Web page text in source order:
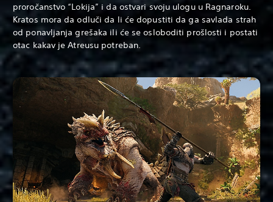
proročanstvo “Lokija” i da ostvari svoju ulogu u Ragnaroku.
Kratos mora da odluči da li će dopustiti da ga savlada strah
od ponavljanja grešaka ili će se osloboditi prošlosti i postati
otac kakav je Atreusu potreban.